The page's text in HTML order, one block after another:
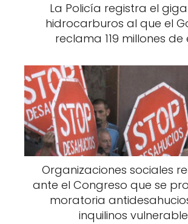
La Policía registra el
hidrocarburos al que el
reclama 119 millones de
Organizaciones sociales
ante el Congreso que se
moratoria
inquilinos